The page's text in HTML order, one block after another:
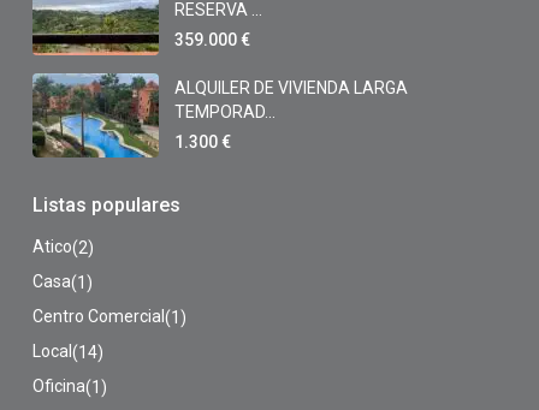
RESERVA ...
359.000 €
ALQUILER DE VIVIENDA LARGA
TEMPORAD...
1.300 €
Listas populares
Atico(2)
Casa(1)
Centro Comercial (1)
Local (14)
Oficina(1)